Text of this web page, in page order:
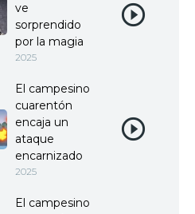
ve
sorprendido
por la magia
2025
El campesino
cuarentón
encaja un
ataque
encarnizado
2025
El campesino